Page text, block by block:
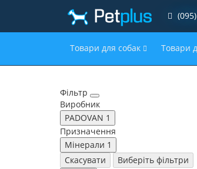
Товари для собак Товари
Фільтр
Виробник
PADOVAN 1
Призначення
Мінерали 1
Скасувати
Виберіть фільтри